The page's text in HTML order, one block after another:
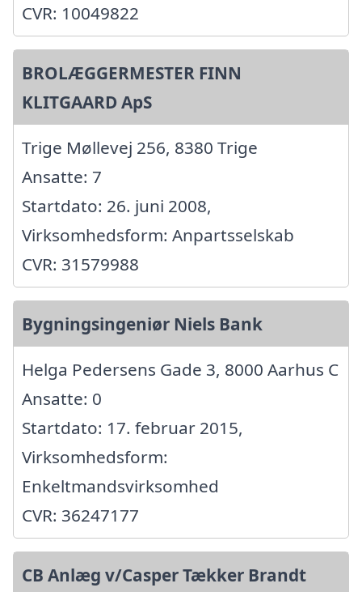
CVR: 10049822
BROLÆGGERMESTER FINN
KLITGAARD ApS
Trige Møllevej 256, 8380 Trige
Ansatte: 7
Startdato: 26. juni 2008,
Virksomhedsform: Anpartsselskab
CVR: 31579988
Bygningsingeniør Niels Bank
Helga Pedersens Gade 3, 8000 Aarhus C
Ansatte: 0
Startdato: 17. februar 2015,
Virksomhedsform:
Enkeltmandsvirksomhed
CVR: 36247177
CB Anlæg v/Casper Tækker Brandt